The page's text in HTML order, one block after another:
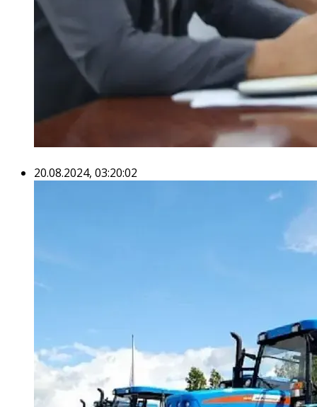
20.08.2024, 03:20:02